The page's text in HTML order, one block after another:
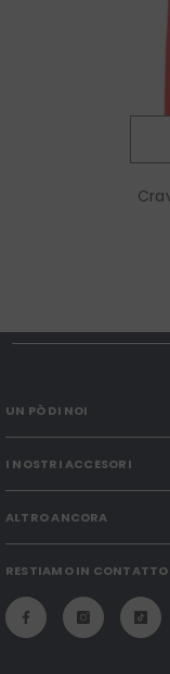
UN PÒ DI NOI
I NOSTRI ACCESORI
ALTRO ANCORA
RESTIAMO IN CONTATTO